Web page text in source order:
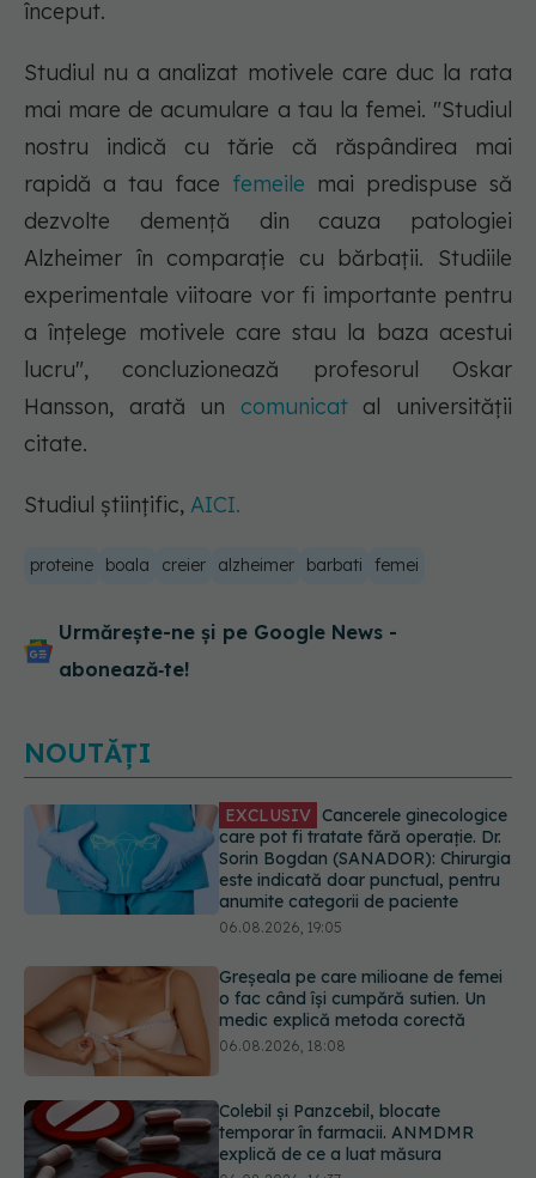
început.
Studiul nu a analizat motivele care duc la rata
mai mare de acumulare a tau la femei. "Studiul
nostru indică cu tărie că răspândirea mai
rapidă a tau face femeile mai predispuse să
dezvolte demență din cauza patologiei
Alzheimer în comparație cu bărbații. Studiile
experimentale viitoare vor fi importante pentru
a înțelege motivele care stau la baza acestui
lucru", concluzionează profesorul Oskar
Hansson, arată un comunicat al universității
citate.
Studiul științific, AICI.
proteine boala creier alzheimer barbati femei
Urmărește-ne și pe Google News -
abonează‑te!
NOUTĂȚI
Greșeala pe care milioane de femei
o fac când își cumpără sutien. Un
medic explică metoda corectă
06.08.2026, 18:08
Colebil și Panzcebil, blocate
temporar în farmacii. ANMDMR
explică de ce a luat măsura
06.08.2026, 16:37
Cum aleg medicii combinația
potrivită de medicamente pentru
hipertensiune. De ce doi pacienți cu
aceeași tensiune pot primi